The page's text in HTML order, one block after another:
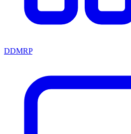
DDMRP